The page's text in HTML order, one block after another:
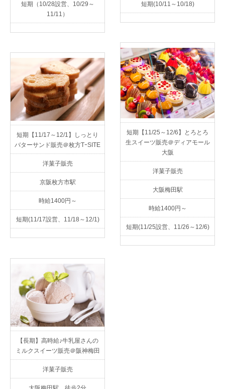
短期（10/28設営、10/29～
11/11）
短期(10/11～10/18)
短期【11/25～12/6】とろとろ
生スイーツ販売＠ディアモール
大阪
洋菓子販売
大阪梅田駅
時給1400円～
短期(11/25設営、11/26～12/6)
短期【11/17～12/1】しっとり
バターサンド販売＠枚方TｰSITE
洋菓子販売
京阪枚方市駅
時給1400円～
短期(11/17設営、11/18～12/1)
【長期】高時給♪牛乳屋さんの
ミルクスイーツ販売＠阪神梅田
洋菓子販売